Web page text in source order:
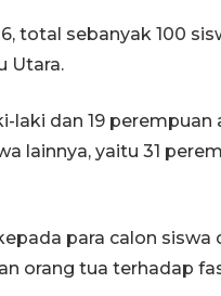
total sebanyak 100
Utara.
laki dan 19
lainnya, yaitu 31
para calon siswa
orang tua terhadap